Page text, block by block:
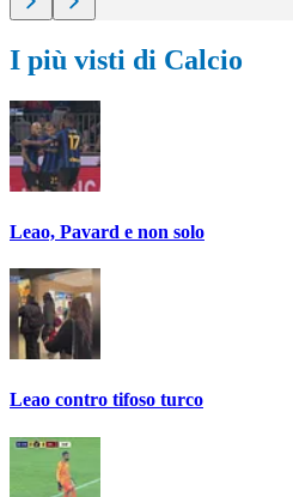
I più visti di Calcio
Leao, Pavard e non solo
Leao contro tifoso turco